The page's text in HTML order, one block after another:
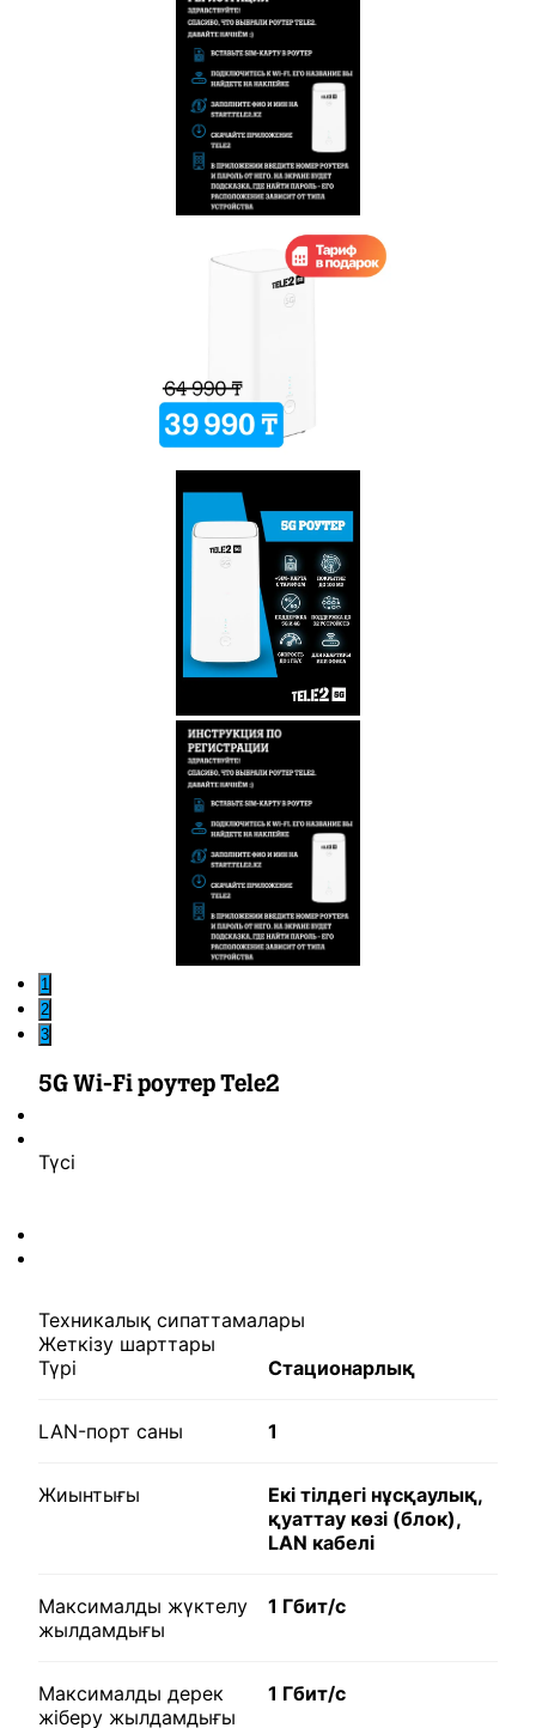
1
2
3
5G Wi-Fi роутер Tele2
Түсі
Техникалық сипаттамалары
Жеткізу шарттары
Түрі
Стационарлық
LAN-порт саны 1
Жиынтығы
Екі тілдегі нұсқаулық,
қуаттау көзі (блок),
LAN кабелі
Максималды жүктелу
жылдамдығы
1 Гбит/с
Максималды дерек
жіберу жылдамдығы
1 Гбит/с